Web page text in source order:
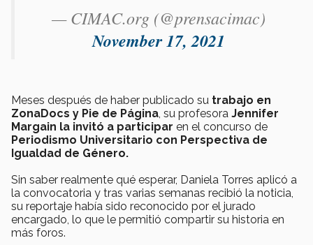
— CIMAC.org (@prensacimac)
November 17, 2021
Meses después de haber publicado su trabajo en
ZonaDocs y Pie de Página, su profesora Jennifer
Margain la invitó a participar en el concurso de
Periodismo Universitario con Perspectiva de
Igualdad de Género.
Sin saber realmente qué esperar, Daniela Torres aplicó a
la convocatoria y tras varias semanas recibió la noticia,
su reportaje había sido reconocido por el jurado
encargado, lo que le permitió compartir su historia en
más foros.